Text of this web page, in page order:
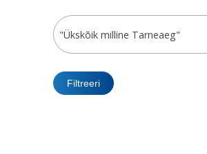
"Ükskõik milline Tarneaeg"
Filtreeri